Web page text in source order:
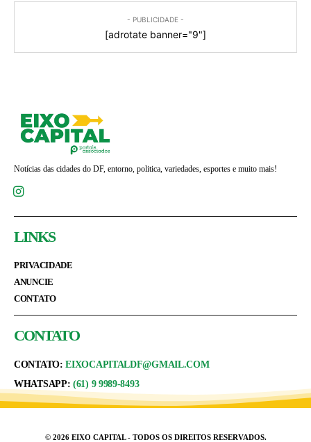
- PUBLICIDADE -
[adrotate banner="9"]
Notícias das cidades do DF, entorno, politica, variedades, esportes e muito mais!
LINKS
PRIVACIDADE
ANUNCIE
CONTATO
CONTATO
CONTATO:EIXOCAPITALDF@GMAIL.COM
WHATSAPP: (61) 9 9989-8493
© 2026 EIXO CAPITAL - TODOS OS DIREITOS RESERVADOS.